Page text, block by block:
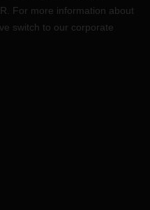
For more information about
switch to our corporate